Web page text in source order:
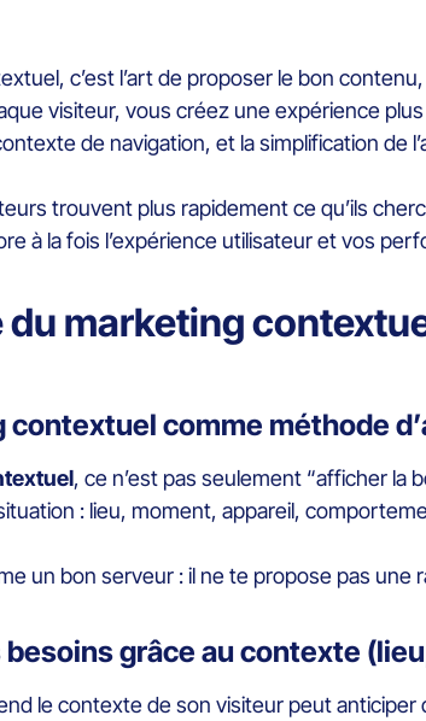
c’est l’art de proposer le bon
visiteur, vous créez une expérience
de navigation, et la simplification de
trouvent plus rapidement ce qu’ils
à la fois l’expérience utilisateur et vos
du marketing
contextuel comme méthode
, ce n’est pas seulement “afficher la
: lieu, moment, appareil,
un bon serveur : il ne te propose pas une
grâce au contexte
le contexte de son visiteur peut anticiper